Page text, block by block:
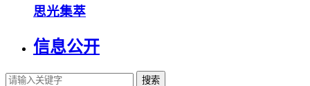
思光集萃
信息公开
搜索